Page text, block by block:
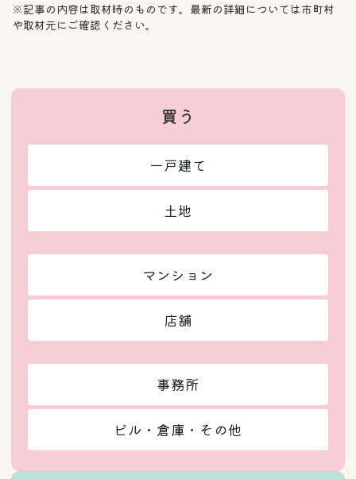
※記事の内容は取材時のものです。最新の詳細については市町村
や取材元にご確認ください。
買う
一戸建て
土地
マンション
店舗
事務所
ビル・倉庫・その他